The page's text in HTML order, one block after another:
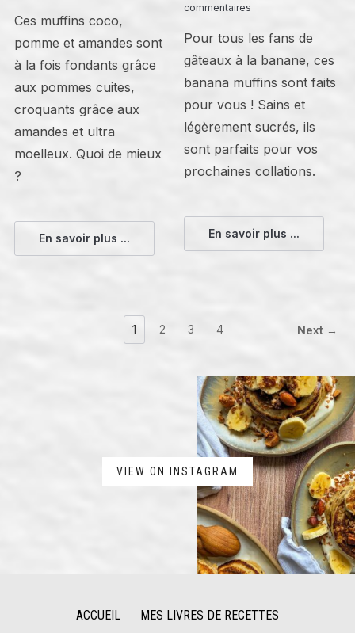
Ces muffins coco,
pomme et amandes sont
à la fois fondants grâce
aux pommes cuites,
croquants grâce aux
amandes et ultra
moelleux. Quoi de mieux
?
En savoir plus ...
commentaires
Pour tous les fans de
gâteaux à la banane, ces
banana muffins sont faits
pour vous ! Sains et
légèrement sucrés, ils
sont parfaits pour vos
prochaines collations.
En savoir plus ...
1 2 3 4 Next →
VIEW ON INSTAGRAM
ACCUEIL MES LIVRES DE RECETTES